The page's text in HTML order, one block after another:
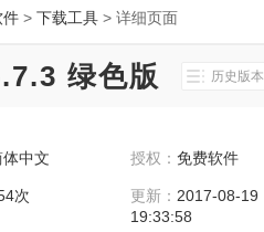
件 > 下载工具 > 详细页面
绿色版 历史版本
体中文 授权：免费软件
次 更新： 2017-08-19
19:33:58